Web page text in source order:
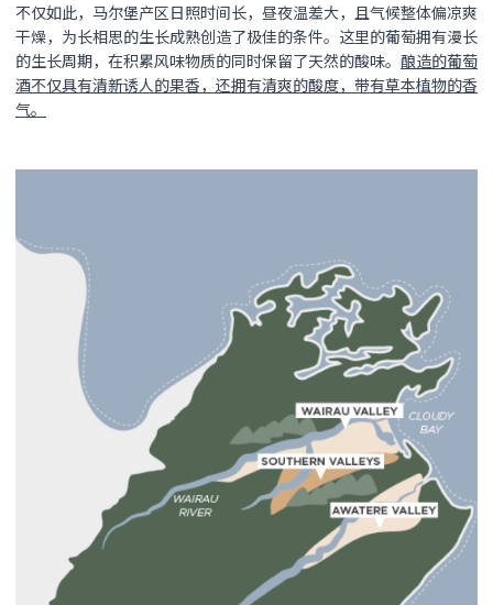
不仅如此，马尔堡产区日照时间长，昼夜温差大，且气候整体偏凉爽
干燥，为长相思的生长成熟创造了极佳的条件。这里的葡萄拥有漫长
的生长周期，在积累风味物质的同时保留了天然的酸味。 酿造的葡萄
酒不仅具有清新诱人的果香，还拥有清爽的酸度，带有草本植物的香
气。